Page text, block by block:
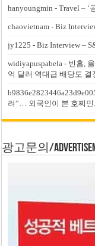
hanyoungmin -Travel – ‘
chaovietnam -Biz
jy1225 -Biz Interview –
widiyapuspabela - 빈홈,
억 달러 역대급 배당도 결
려”… 외국인이 본 호찌민
광고문의/